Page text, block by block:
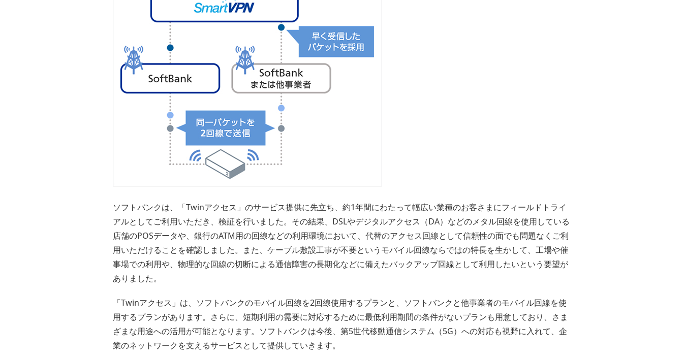
ソフトバンクは、「Twinアクセス」のサービス提供に先立ち、約1年間にわたって幅広い業種のお客さまにフィールドトライ
アルとしてご利用いただき、検証を行いました。その結果、DSLやデジタルアクセス（DA）などのメタル回線を使用している
店舗のPOSデータや、銀行のATM用の回線などの利用環境において、代替のアクセス回線として信頼性の面でも問題なくご利
用いただけることを確認しました。また、ケーブル敷設工事が不要というモバイル回線ならではの特長を生かして、工場や催
事場での利用や、物理的な回線の切断による通信障害の長期化などに備えたバックアップ回線として利用したいという要望が
ありました。
「Twinアクセス」は、ソフトバンクのモバイル回線を2回線使用するプランと、ソフトバンクと他事業者のモバイル回線を使
用するプランがあります。さらに、短期利用の需要に対応するために最低利用期間の条件がないプランも用意しており、さま
ざまな用途への活用が可能となります。ソフトバンクは今後、第5世代移動通信システム（5G）への対応も視野に入れて、企
業のネットワークを支えるサービスとして提供していきます。